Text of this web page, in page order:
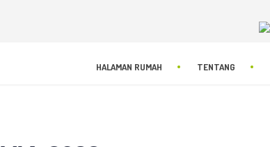
HALAMAN RUMAH TENTANG